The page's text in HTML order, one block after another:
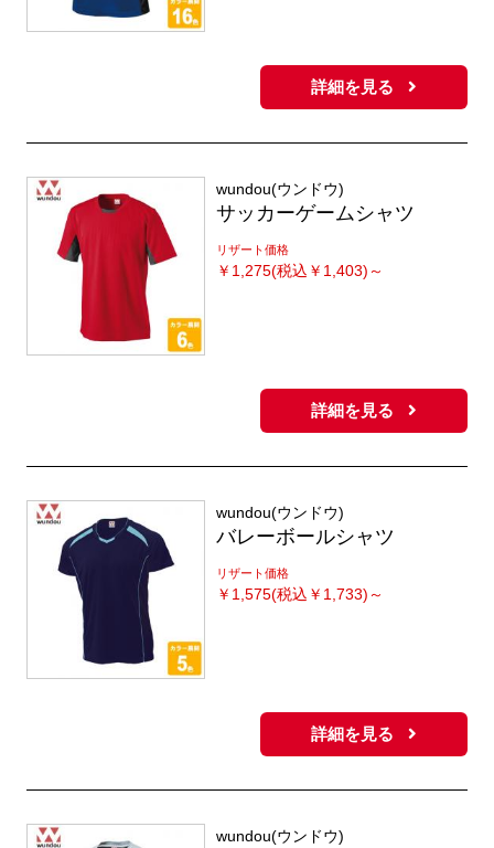
詳細を見る
wundou(ウンドウ)
サッカーゲームシャツ
リザート価格
￥ 1,275(税込￥1,403)～
詳細を見る
wundou(ウンドウ)
バレーボールシャツ
リザート価格
￥ 1,575(税込￥1,733)～
詳細を見る
wundou(ウンドウ)